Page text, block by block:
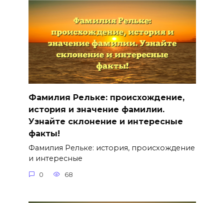
Фамилия Рельке: происхождение,
история и значение фамилии.
Узнайте склонение и интересные
факты!
Фамилия Рельке: история, происхождение
и интересные
0 68